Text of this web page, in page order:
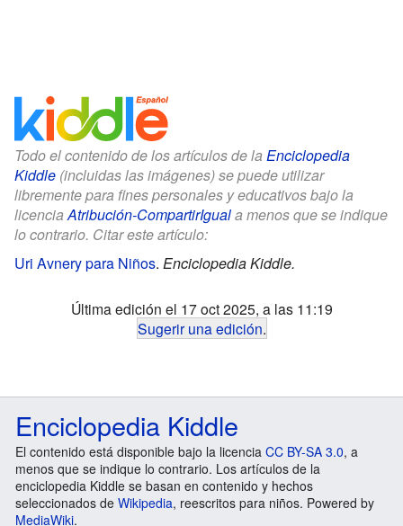
Todo el contenido de los artículos de la Enciclopedia
Kiddle (incluidas las imágenes) se puede utilizar
libremente para fines personales y educativos bajo la
licenciaAtribución-CompartirIguala menos que se indique
lo contrario. Citar este artículo:
Uri Avnery para Niños. Enciclopedia Kiddle.
Última edición el 17 oct 2025, a las 11:19
Sugerir una edición.
Enciclopedia Kiddle
El contenido está disponible bajo la licencia CC BY-SA 3.0, a
menos que se indique lo contrario. Los artículos de la
enciclopedia Kiddle se basan en contenido y hechos
seleccionados de Wikipedia, reescritos para niños. Powered by
MediaWiki.